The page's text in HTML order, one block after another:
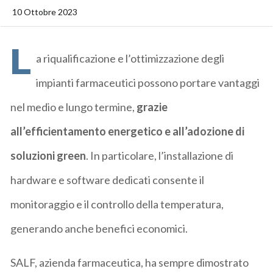
10 Ottobre 2023
L a riqualificazione e l’ottimizzazione degli
impianti farmaceutici possono portare vantaggi
nel medio e lungo termine, grazie
all’efficientamento energetico e all’adozione di
soluzioni green. In particolare, l’installazione di
hardware e software dedicati consente il
monitoraggio e il controllo della temperatura,
generando anche benefici economici.
SALF, azienda farmaceutica, ha sempre dimostrato